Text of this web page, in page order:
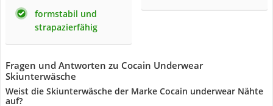
formstabil und
strapazierfähig
Fragen und Antworten zu Cocain Underwear
Skiunterwäsche
Weist die Skiunterwäsche der Marke Cocain underwear Nähte
auf?